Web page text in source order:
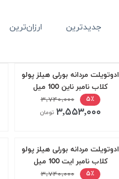
جدیدترین ارزان‌ترین
ادوتویلت مردانه بورلی هیلز پولو
کلاب نامبر ناین 100 میل
۵٪
۳,۷۴۰,۰۰۰
۳,۵۵۳,۰۰۰ تومان
ادوتویلت مردانه بورلی هیلز پولو
کلاب نامبر ایت 100 میل
۵٪
۳,۷۴۰,۰۰۰